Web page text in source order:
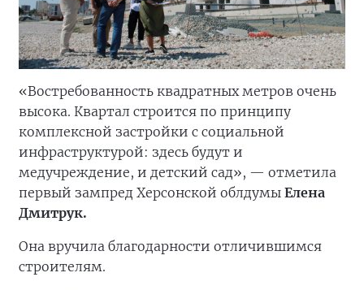
«Востребованность квадратных метров очень
высока. Квартал строится по принципу
комплексной застройки с социальной
инфраструктурой: здесь будут и
медучреждение, и детский сад», — отметила
первый зампред Херсонской облдумы Елена
Дмитрук.
Она вручила благодарности отличившимся
строителям.